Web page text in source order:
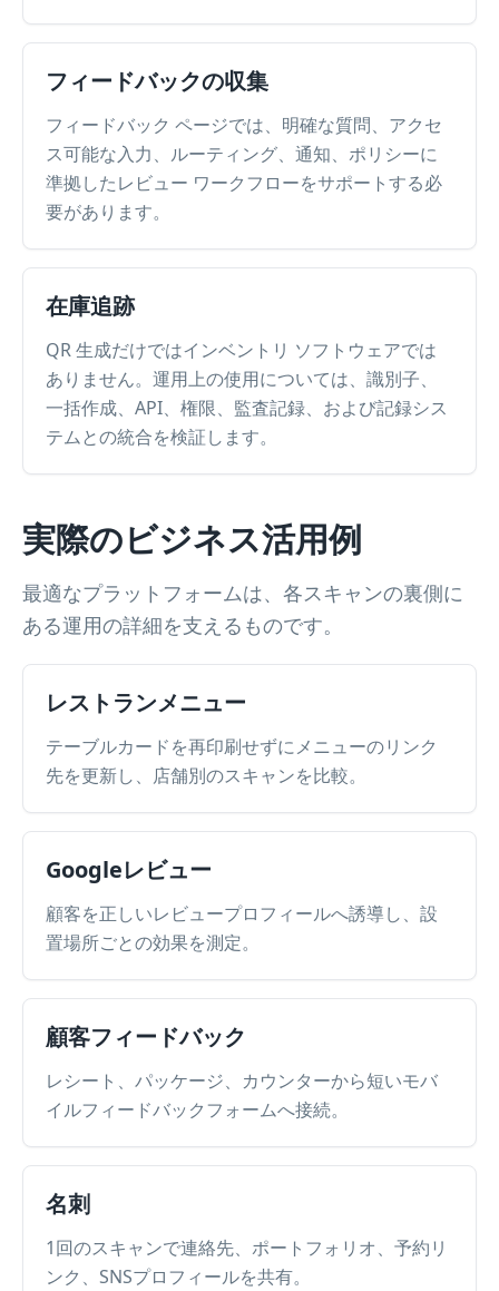
フィードバックの収集
フィードバック ページでは、明確な質問、アクセ
ス可能な入力、ルーティング、通知、ポリシーに
準拠したレビュー ワークフローをサポートする必
要があります。
在庫追跡
QR 生成だけではインベントリ ソフトウェアでは
ありません。運用上の使用については、識別子、
一括作成、API、権限、監査記録、および記録シス
テムとの統合を検証します。
実際のビジネス活用例
最適なプラットフォームは、各スキャンの裏側に
ある運用の詳細を支えるものです。
レストランメニュー
テーブルカードを再印刷せずにメニューのリンク
先を更新し、店舗別のスキャンを比較。
Googleレビュー
顧客を正しいレビュープロフィールへ誘導し、設
置場所ごとの効果を測定。
顧客フィードバック
レシート、パッケージ、カウンターから短いモバ
イルフィードバックフォームへ接続。
名刺
1回のスキャンで連絡先、ポートフォリオ、予約リ
ンク、SNSプロフィールを共有。